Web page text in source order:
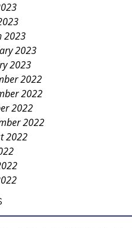
2023
2023
2023
2022
2022
2022
2022
2022